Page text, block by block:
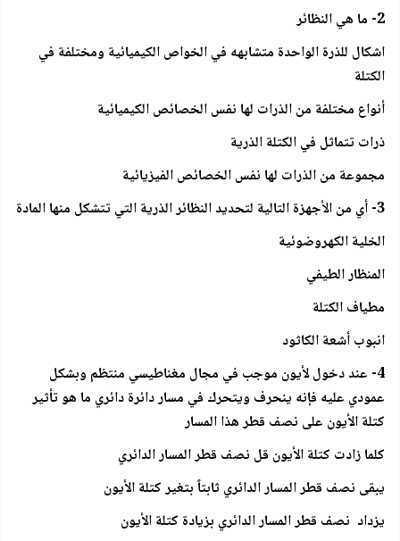
2- ما هي النظائر
اشكال للذرة الواحدة متشابهه في الخواص الكيميائية ومختلفة في
الكتلة
أنواع مختلفة من الذرات لها نفس الخصائص الكيميائية
ذرات تتماثل في الكتلة الذرية
مجموعة من الذرات لها نفس الخصائص الفيزيائية
3- أي من الأجهزة التالية لتحديد النظائر الذرية التي تتشكل منها المادة
الخلية الكهروضوئية
المنظار الطيفي
مطياف الكتلة
انبوب أشعة الكاثود
4- عند دخول لأيون موجب في مجال مغناطيسي منتظم وبشكل
عمودي عليه فإنه ينحرف ويتحرك في مسار دائرة دائري ما هو تأثير
كتلة الأيون على نصف قطر هذا المسار
كلما زادت كتلة الأيون قل نصف قطر المسار الدائري
يبقى نصف قطر المسار الدائري ثابتاً بتغير كتلة الأيون
يزداد نصف قطر المسار الدائري بزيادة كتلة الأيون